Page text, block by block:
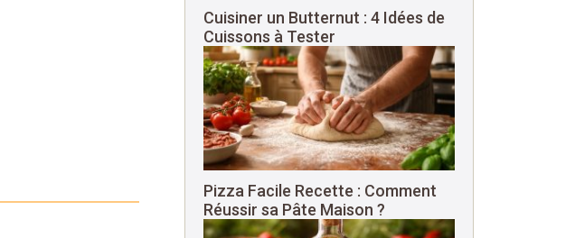
Cuisiner un Butternut : 4 Idées de
Cuissons à Tester
Pizza Facile Recette : Comment
Réussir sa Pâte Maison ?